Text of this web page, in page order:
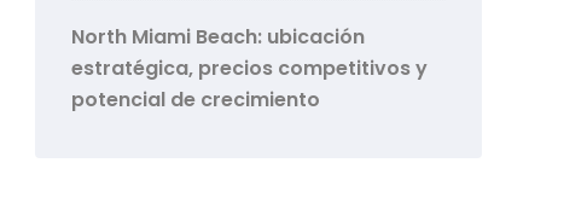
North Miami Beach: ubicación
estratégica, precios competitivos y
potencial de crecimiento